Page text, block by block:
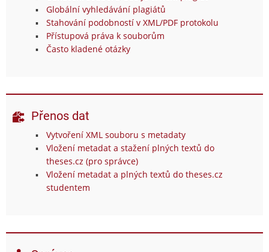
Globální vyhledávání plagiátů
Stahování podobností v XML/PDF protokolu
Přístupová práva k souborům
Často kladené otázky
Přenos dat
Vytvoření XML souboru s metadaty
Vložení metadat a stažení plných textů do
theses.cz (pro správce)
Vložení metadat a plných textů do theses.cz
studentem